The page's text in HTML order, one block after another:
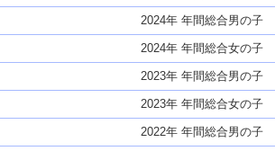
2024年 年間総合男の子
2024年 年間総合女の子
2023年 年間総合男の子
2023年 年間総合女の子
2022年 年間総合男の子